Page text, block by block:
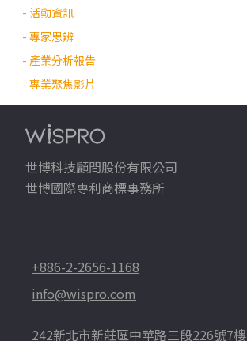
- 活動資訊
- 專家思辨
- 產業分析報告
- 專業聚焦影片
世博科技顧問股份有限公司
世博國際專利商標事務所
+886-2-2656-1168
info@wispro.com
242新北市新莊區中華路三段226號7樓